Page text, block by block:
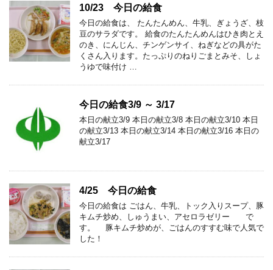
10/23 今日の給食
今日の給食は、 たんたんめん、牛乳、ぎょうざ、枝
豆のサラダです。 給食のたんたんめんはひき肉とえ
のき、にんじん、チンゲンサイ、ねぎなどの具がた
くさん入ります。たっぷりのねりごまとみそ、しょ
うゆで味付け …
今日の給食3/9 ～ 3/17
本日の献立3/9 本日の献立3/8 本日の献立3/10 本日
の献立3/13 本日の献立3/14 本日の献立3/16 本日の
献立3/17
4/25 今日の給食
今日の給食は ごはん、牛乳、トック入りスープ、豚
キムチ炒め、しゅうまい、アセロラゼリー で
す。 豚キムチ炒めが、ごはんのすすむ味で人気で
した！